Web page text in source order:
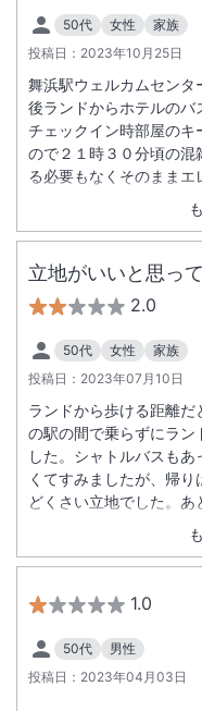
50代 女性
家族
投稿日： 2023年10月25日
舞浜駅ウェルカムセンタ
後ランドからホテルのバ
チェックイン時部屋のキ
ので２１時３０分頃の
る必要もなくそのままエ
した。あらかじめお電
が見えるお部屋で嬉し
は薔薇の花の置物とパ
風呂は床や角の黒カビは
ましたが眺めの良い席に
です。食べ終えレスト
の時間に利用して良かっ
立地がいいと思っ
2.0
50代 女性
家族
投稿日： 2023年07月10日
ランドから歩ける距離
の駅の間で乗らずにラン
した。シャトルバスも
くてすみましたが、帰
どくさい立地でした。
く、バゲージラックも
くて困りました。ラゲ
くのは嫌でした。あと
人的には嫌でした。こ
番安かったのが良かった
1.0
50代
男性
投稿日： 2023年04月03日